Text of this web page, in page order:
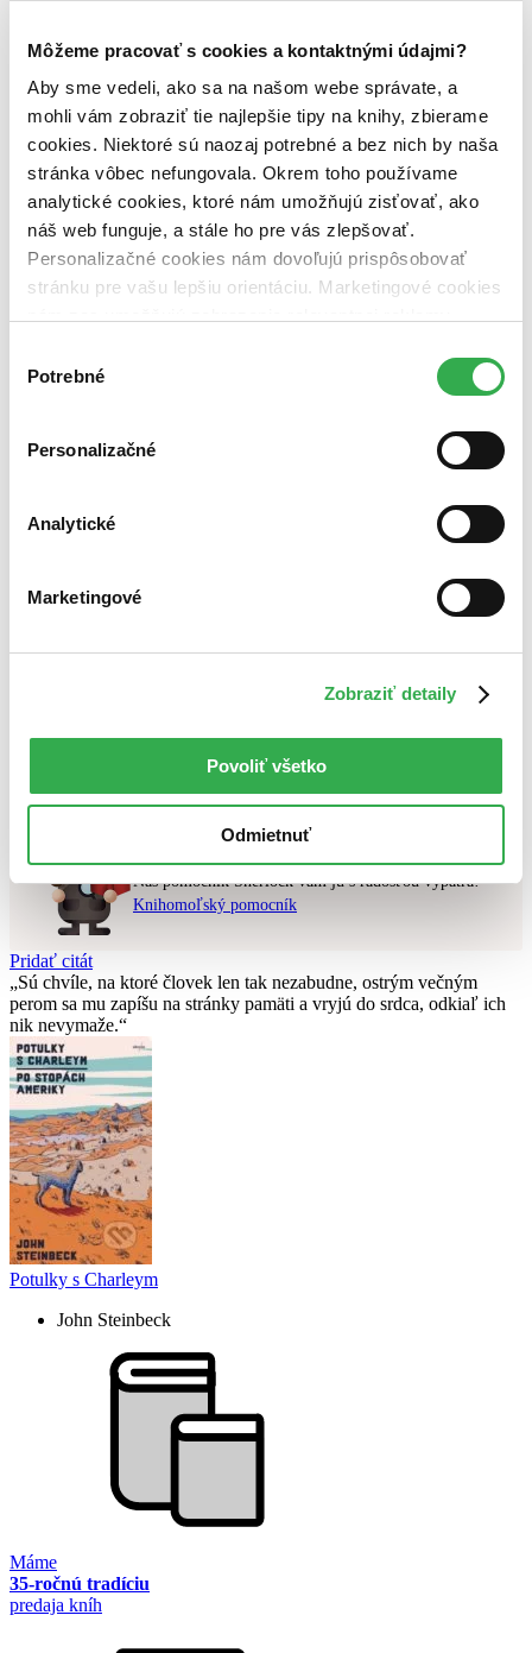
Môžeme pracovať s cookies a kontaktnými údajmi?
Aby sme vedeli, ako sa na našom webe správate, a
mohli vám zobraziť tie najlepšie tipy na knihy, zbierame
cookies. Niektoré sú naozaj potrebné a bez nich by naša
stránka vôbec nefungovala. Okrem toho používame
analytické cookies, ktoré nám umožňujú zisťovať, ako
náš web funguje, a stále ho pre vás zlepšovať.
Personalizačné cookies nám dovoľujú prispôsobovať
stránku pre vašu lepšiu orientáciu. Marketingové cookies
nám pomohlo, keby sme mohli používať všetky tieto
súhlasu
Potrebné
Personalizačné
Analytické
Marketingové
Zobraziť detaily
Povoliť všetko
Odmietnuť
predpredaj (0 titulov) predpredaj
pripravujeme (0 titulov)pripravujeme
dostupná (bez vypredaných) (0 titulov)dostupná (bez
vypredaných)
Nové / čítané
nová (0 titulov)nová
čítaná (0 titulov)čítaná
čítaná - výborný stav (0 titulov)čítaná - výborný stav
čítaná - mierne opotrebovaná (0 titulov)
čítaná - mierne
opotrebovaná
čítané verzie vypredaných kníh (0 titulov)čítané verzie
Od prvej časti
Najdrahšie
Skúste prosím zmeniť vyhľadávaný výraz.
Náš pomocník Sherlock vám ju s radosťou vypátra!
Knihomoľský pomocník
Pridať citát
Sú chvíle, na ktoré človek len tak nezabudne, ostrým večným
perom sa mu zapíšu na stránky pamäti a vryjú do srdca, odkiaľ ich
nik nevymaže.
Potulky s Charleym
John Steinbeck
Máme
35-ročnú tradíciu
predaja kníh